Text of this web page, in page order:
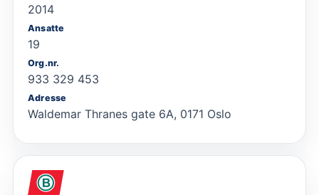
2014
Ansatte
19
Org.nr.
933 329 453
Adresse
Waldemar Thranes gate 6A, 0171 Oslo